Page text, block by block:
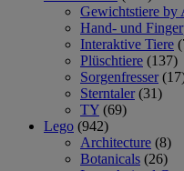
Gewichtstiere by
Hand- und
Interaktive Tiere
Plüschtiere (137)
Sorgenfresser
Sterntaler (31)
TY (69)
Lego (942)
Architecture (8)
Botanicals (26)